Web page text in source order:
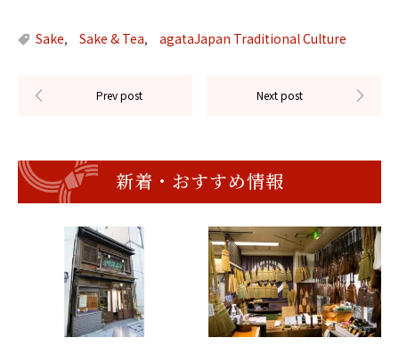
Sake, Sake & Tea, agataJapan Traditional Culture
新着・おすすめ情報